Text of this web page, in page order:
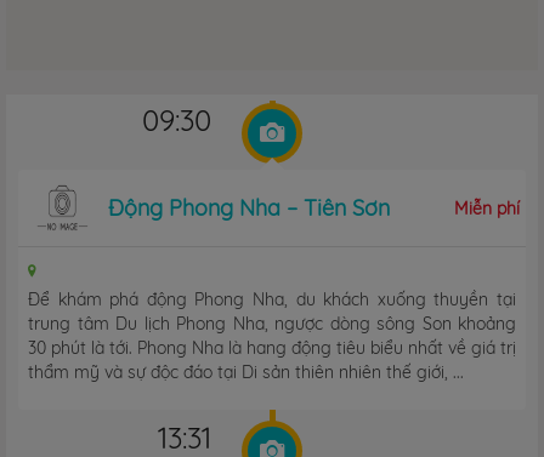
09:30
Động Phong Nha – Tiên Sơn Miễn phí
Để khám phá động Phong Nha, du khách xuống thuyền tại
trung tâm Du lịch Phong Nha, ngược dòng sông Son khoảng
30 phút là tới. Phong Nha là hang động tiêu biểu nhất về giá trị
thẩm mỹ và sự độc đáo tại Di sản thiên nhiên thế giới, ...
13:31